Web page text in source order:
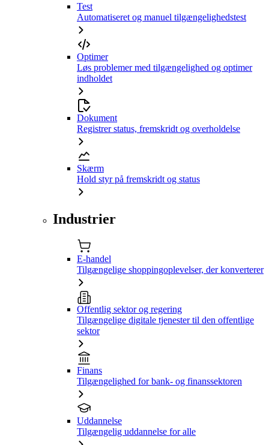
Test
Automatiseret og manuel tilgængelighedstest
Optimer
Løs problemer med tilgængelighed og optimer
indholdet
Dokument
Registrer status, fremskridt og overholdelse
Skærm
Hold styr på fremskridt og status
Industrier
E-handel
Tilgængelige shoppingoplevelser, der konverterer
Offentlig sektor og regering
Tilgængelige digitale tjenester til den offentlige
sektor
Finans
Tilgængelighed for bank- og finanssektoren
Uddannelse
Tilgængelig uddannelse for alle